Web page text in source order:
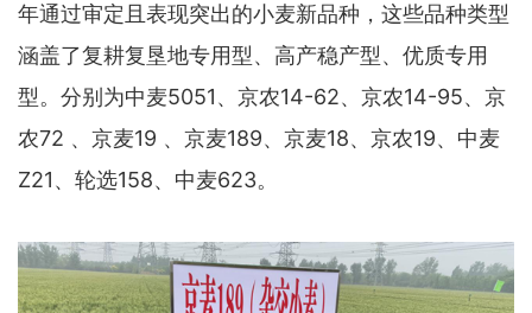
年通过审定且表现突出的小麦新品种，这些品种类型
涵盖了复耕复垦地专用型、高产稳产型、优质专用
型。分别为中麦5051、京农14-62、京农14-95、京
农72 、京麦19 、京麦189、京麦18、京农19、中麦
Z21、轮选158、中麦623。